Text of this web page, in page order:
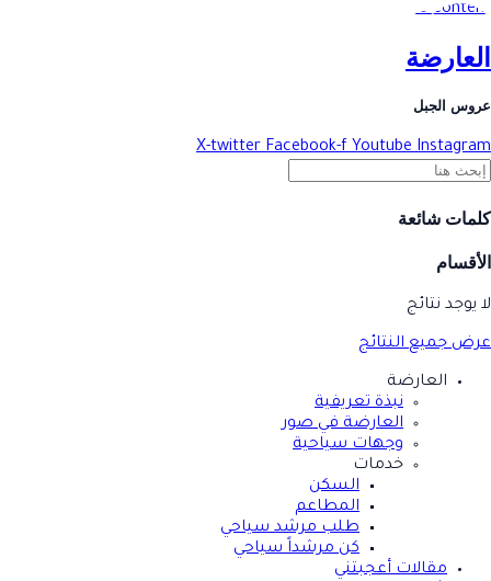
Skip to content
العارضة
عروس الجبل
X-twitter Facebook-f Youtube Instagram
كلمات شائعة
الأقسام
لا يوجد نتائج
عرض جميع النتائج
العارضة
نبذة تعريفية
العارضة في صور
وجهات سياحية
خدمات
السكن
المطاعم
طلب مرشد سياحي
كن مرشداً سياحي
مقالات أعجبتني